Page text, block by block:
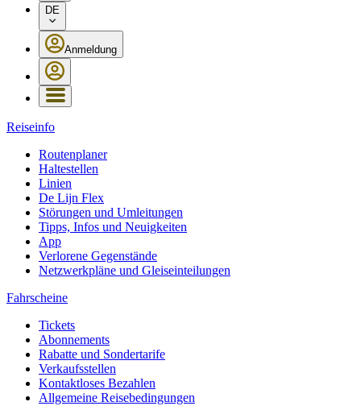
DE
Anmeldung
Reiseinfo
Routenplaner
Haltestellen
Linien
De Lijn Flex
Störungen und Umleitungen
Tipps, Infos und Neuigkeiten
App
Verlorene Gegenstände
Netzwerkpläne und Gleiseinteilungen
Fahrscheine
Tickets
Abonnements
Rabatte und Sondertarife
Verkaufsstellen
Kontaktloses Bezahlen
Allgemeine Reisebedingungen